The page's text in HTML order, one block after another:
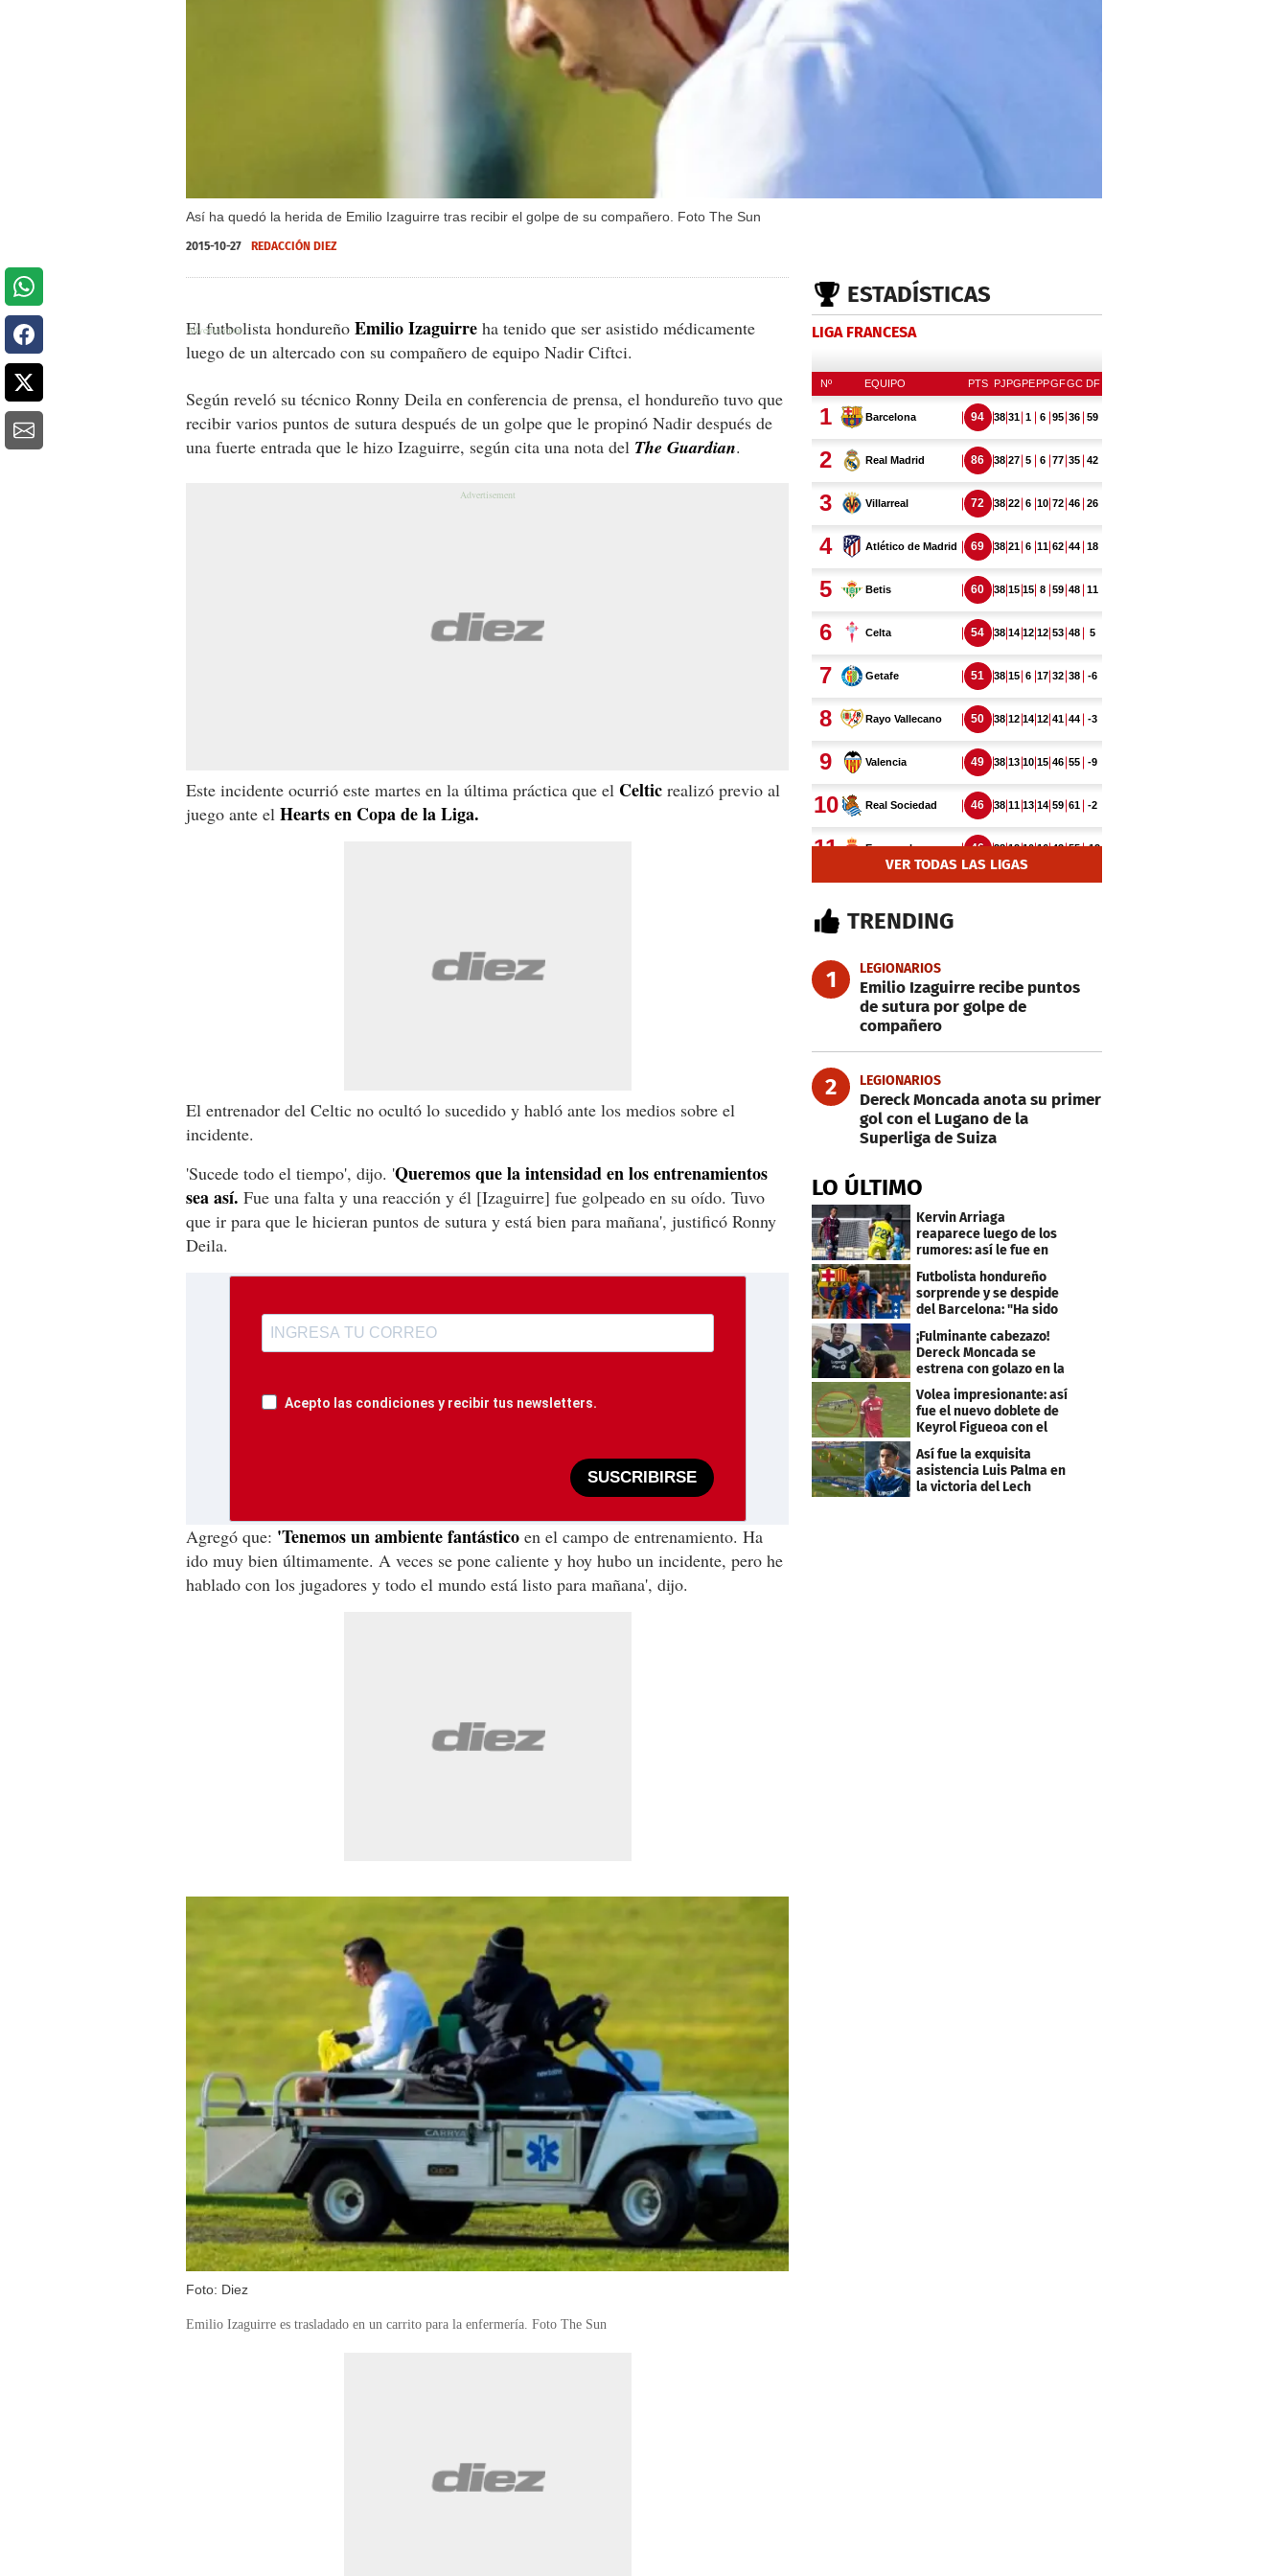
Así ha quedó la herida de Emilio Izaguirre tras recibir el golpe de su compañero. Foto The Sun
2015-10-27 REDACCIÓN DIEZ
El futbolista hondureño Emilio Izaguirre ha tenido que ser asistido médicamente
luego de un altercado con su compañero de equipo Nadir Ciftci.
Según reveló su técnico Ronny Deila en conferencia de prensa, el hondureño tuvo que
recibir varios puntos de sutura después de un golpe que le propinó Nadir después de
una fuerte entrada que le hizo Izaguirre, según cita una nota del The Guardian.
Este incidente ocurrió este martes en la última práctica que el Celtic realizó previo al
juego ante el Hearts en Copa de la Liga.
El entrenador del Celtic no ocultó lo sucedido y habló ante los medios sobre el
incidente.
'Sucede todo el tiempo', dijo. 'Queremos que la intensidad en los entrenamientos
sea así. Fue una falta y una reacción y él [Izaguirre] fue golpeado en su oído. Tuvo
que ir para que le hicieran puntos de sutura y está bien para mañana', justificó Ronny
Deila.
Acepto las condiciones y recibir tus newsletters.
SUSCRIBIRSE
Agregó que: 'Tenemos un ambiente fantástico en el campo de entrenamiento. Ha
ido muy bien últimamente. A veces se pone caliente y hoy hubo un incidente, pero he
hablado con los jugadores y todo el mundo está listo para mañana', dijo.
Foto: Diez
Emilio Izaguirre es trasladado en un carrito para la enfermería. Foto The Sun
ESTADÍSTICAS
LIGA FRANCESA
VER TODAS LAS LIGAS
TRENDING
1 LEGIONARIOS
Emilio Izaguirre recibe puntos
de sutura por golpe de
compañero
2 LEGIONARIOS
Dereck Moncada anota su primer
gol con el Lugano de la
Superliga de Suiza
LO ÚLTIMO
Kervin Arriaga
reaparece luego de los
rumores: así le fue en
amistoso con Levante
Futbolista hondureño
sorprende y se despide
del Barcelona: "Ha sido
un orgullo"
¡Fulminante cabezazo!
Dereck Moncada se
estrena con golazo en la
Liga de Suiza
Volea impresionante: así
fue el nuevo doblete de
Keyrol Figueoa con el
Liverpool
Así fue la exquisita
asistencia Luis Palma en
la victoria del Lech